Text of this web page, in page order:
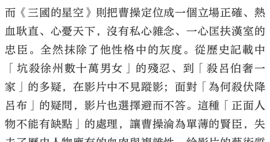
而《三國的星空》則把曹操定位成一個立場正確、熱
血耿直、心憂天下，沒有私心雜念、一心匡扶漢室的
忠臣。全然抹除了他性格中的灰度。從歷史記載中
「坑殺徐州數十萬男女」的殘忍、到「殺呂伯奢一
家」的多疑，在影片中不見蹤影；面對「為何殺伏降
呂布」的疑問，影片也選擇避而不答。這種「正面人
物不能有缺點」的處理，讓曹操淪為單薄的賢臣，失